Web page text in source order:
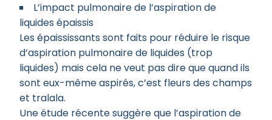
L’impact pulmonaire de l’aspiration de
liquides épaissis
Les épaississants sont faits pour réduire le risque
d’aspiration pulmonaire de liquides (trop
liquides) mais cela ne veut pas dire que quand ils
sont eux-même aspirés, c’est fleurs des champs
et tralala.
Une étude récente suggère que l’aspiration de